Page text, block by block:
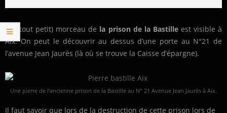
Un (tout petit) morceau de la prison de la Bastilleest visible à
Aix. On peut le découvrir au dessus d’une porte au N°21 de
l’avenue Jean Jaurès (là où se trouve la Caisse d’épargne).
Une pierre de l’ancienne prison de la Bastille au N° 21 Avenue Jean Jaurès à Aix.
Il faut savoir que lors de la destruction de cette prison lors de